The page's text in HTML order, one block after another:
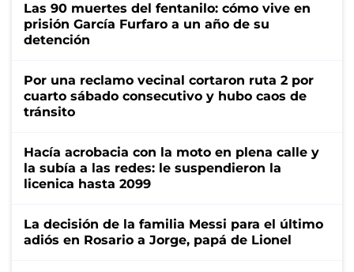
Las 90 muertes del fentanilo: cómo vive en
prisión García Furfaro a un año de su
detención
Por una reclamo vecinal cortaron ruta 2 por
cuarto sábado consecutivo y hubo caos de
tránsito
Hacía acrobacia con la moto en plena calle y
la subía a las redes: le suspendieron la
licenica hasta 2099
La decisión de la familia Messi para el último
adiós en Rosario a Jorge, papá de Lionel